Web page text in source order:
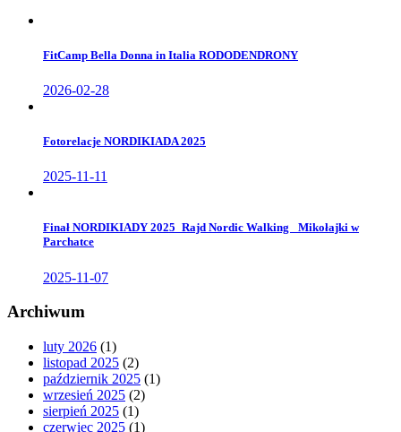
FitCamp Bella Donna in Italia RODODENDRONY
2026-02-28
Fotorelacje NORDIKIADA 2025
2025-11-11
Finał NORDIKIADY 2025_Rajd Nordic Walking _Mikołajki w
Parchatce
2025-11-07
Archiwum
luty 2026 (1)
listopad 2025 (2)
październik 2025 (1)
wrzesień 2025 (2)
sierpień 2025 (1)
czerwiec 2025 (1)